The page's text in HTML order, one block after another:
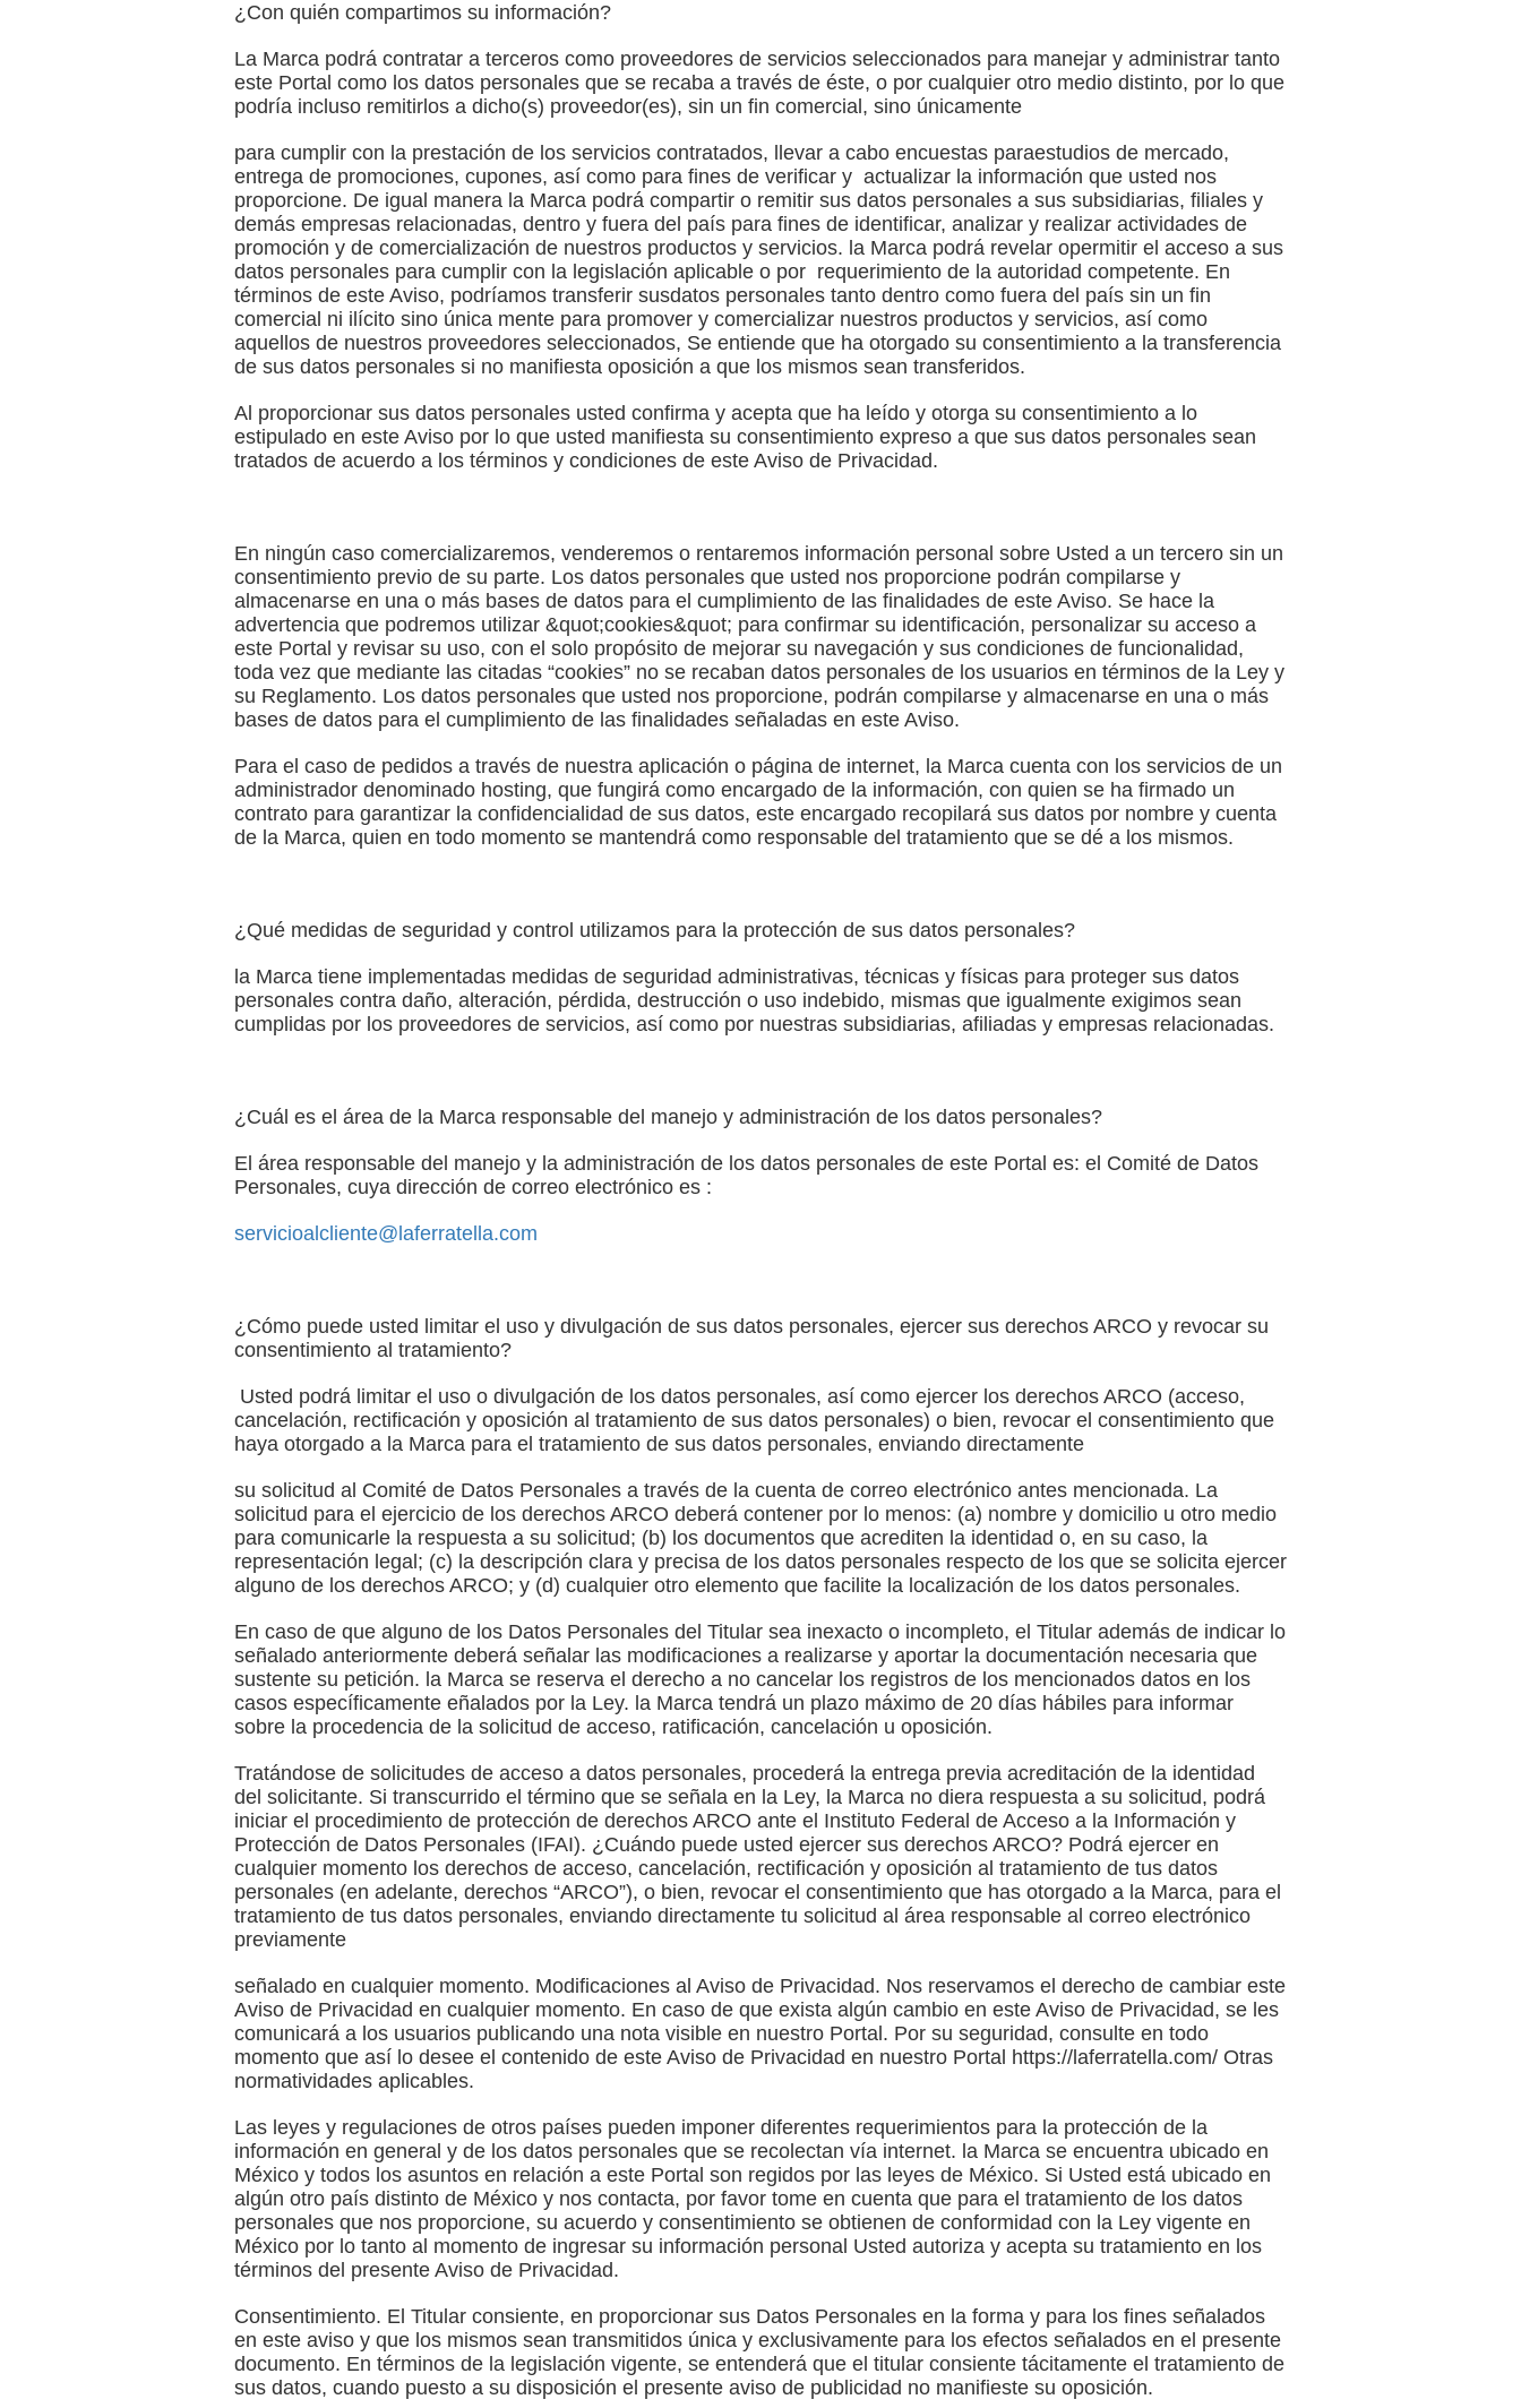
¿Con quién compartimos su información?
La Marca podrá contratar a terceros como proveedores de servicios seleccionados para manejar y administrar tanto
este Portal como los datos personales que se recaba a través de éste, o por cualquier otro medio distinto, por lo que
podría incluso remitirlos a dicho(s) proveedor(es), sin un fin comercial, sino únicamente
para cumplir con la prestación de los servicios contratados, llevar a cabo encuestas paraestudios de mercado,
entrega de promociones, cupones, así como para fines de verificar y actualizar la información que usted nos
proporcione. De igual manera la Marca podrá compartir o remitir sus datos personales a sus subsidiarias, filiales y
demás empresas relacionadas, dentro y fuera del país para fines de identificar, analizar y realizar actividades de
promoción y de comercialización de nuestros productos y servicios. la Marca podrá revelar opermitir el acceso a sus
datos personales para cumplir con la legislación aplicable o por requerimiento de la autoridad competente. En
términos de este Aviso, podríamos transferir susdatos personales tanto dentro como fuera del país sin un fin
comercial ni ilícito sino única mente para promover y comercializar nuestros productos y servicios, así como
aquellos de nuestros proveedores seleccionados, Se entiende que ha otorgado su consentimiento a la transferencia
de sus datos personales si no manifiesta oposición a que los mismos sean transferidos.
Al proporcionar sus datos personales usted confirma y acepta que ha leído y otorga su consentimiento a lo
estipulado en este Aviso por lo que usted manifiesta su consentimiento expreso a que sus datos personales sean
tratados de acuerdo a los términos y condiciones de este Aviso de Privacidad.
En ningún caso comercializaremos, venderemos o rentaremos información personal sobre Usted a un tercero sin un
consentimiento previo de su parte. Los datos personales que usted nos proporcione podrán compilarse y
almacenarse en una o más bases de datos para el cumplimiento de las finalidades de este Aviso. Se hace la
advertencia que podremos utilizar &quot;cookies&quot; para confirmar su identificación, personalizar su acceso a
este Portal y revisar su uso, con el solo propósito de mejorar su navegación y sus condiciones de funcionalidad,
toda vez que mediante las citadas “cookies” no se recaban datos personales de los usuarios en términos de la Ley y
su Reglamento. Los datos personales que usted nos proporcione, podrán compilarse y almacenarse en una o más
bases de datos para el cumplimiento de las finalidades señaladas en este Aviso.
Para el caso de pedidos a través de nuestra aplicación o página de internet, la Marca cuenta con los servicios de un
administrador denominado hosting, que fungirá como encargado de la información, con quien se ha firmado un
contrato para garantizar la confidencialidad de sus datos, este encargado recopilará sus datos por nombre y cuenta
de la Marca, quien en todo momento se mantendrá como responsable del tratamiento que se dé a los mismos.
¿Qué medidas de seguridad y control utilizamos para la protección de sus datos personales?
la Marca tiene implementadas medidas de seguridad administrativas, técnicas y físicas para proteger sus datos
personales contra daño, alteración, pérdida, destrucción o uso indebido, mismas que igualmente exigimos sean
cumplidas por los proveedores de servicios, así como por nuestras subsidiarias, afiliadas y empresas relacionadas.
¿Cuál es el área de la Marca responsable del manejo y administración de los datos personales?
El área responsable del manejo y la administración de los datos personales de este Portal es: el Comité de Datos
Personales, cuya dirección de correo electrónico es :
servicioalcliente@laferratella.com
¿Cómo puede usted limitar el uso y divulgación de sus datos personales, ejercer sus derechos ARCO y revocar su
consentimiento al tratamiento?
Usted podrá limitar el uso o divulgación de los datos personales, así como ejercer los derechos ARCO (acceso,
cancelación, rectificación y oposición al tratamiento de sus datos personales) o bien, revocar el consentimiento que
haya otorgado a la Marca para el tratamiento de sus datos personales, enviando directamente
su solicitud al Comité de Datos Personales a través de la cuenta de correo electrónico antes mencionada. La
solicitud para el ejercicio de los derechos ARCO deberá contener por lo menos: (a) nombre y domicilio u otro medio
para comunicarle la respuesta a su solicitud; (b) los documentos que acrediten la identidad o, en su caso, la
representación legal; (c) la descripción clara y precisa de los datos personales respecto de los que se solicita ejercer
alguno de los derechos ARCO; y (d) cualquier otro elemento que facilite la localización de los datos personales.
En caso de que alguno de los Datos Personales del Titular sea inexacto o incompleto, el Titular además de indicar lo
señalado anteriormente deberá señalar las modificaciones a realizarse y aportar la documentación necesaria que
sustente su petición. la Marca se reserva el derecho a no cancelar los registros de los mencionados datos en los
casos específicamente eñalados por la Ley. la Marca tendrá un plazo máximo de 20 días hábiles para informar
sobre la procedencia de la solicitud de acceso, ratificación, cancelación u oposición.
Tratándose de solicitudes de acceso a datos personales, procederá la entrega previa acreditación de la identidad
del solicitante. Si transcurrido el término que se señala en la Ley, la Marca no diera respuesta a su solicitud, podrá
iniciar el procedimiento de protección de derechos ARCO ante el Instituto Federal de Acceso a la Información y
Protección de Datos Personales (IFAI). ¿Cuándo puede usted ejercer sus derechos ARCO? Podrá ejercer en
cualquier momento los derechos de acceso, cancelación, rectificación y oposición al tratamiento de tus datos
personales (en adelante, derechos “ARCO”), o bien, revocar el consentimiento que has otorgado a la Marca, para el
tratamiento de tus datos personales, enviando directamente tu solicitud al área responsable al correo electrónico
previamente
señalado en cualquier momento. Modificaciones al Aviso de Privacidad. Nos reservamos el derecho de cambiar este
Aviso de Privacidad en cualquier momento. En caso de que exista algún cambio en este Aviso de Privacidad, se les
comunicará a los usuarios publicando una nota visible en nuestro Portal. Por su seguridad, consulte en todo
momento que así lo desee el contenido de este Aviso de Privacidad en nuestro Portal https://laferratella.com/ Otras
normatividades aplicables.
Las leyes y regulaciones de otros países pueden imponer diferentes requerimientos para la protección de la
información en general y de los datos personales que se recolectan vía internet. la Marca se encuentra ubicado en
México y todos los asuntos en relación a este Portal son regidos por las leyes de México. Si Usted está ubicado en
algún otro país distinto de México y nos contacta, por favor tome en cuenta que para el tratamiento de los datos
personales que nos proporcione, su acuerdo y consentimiento se obtienen de conformidad con la Ley vigente en
México por lo tanto al momento de ingresar su información personal Usted autoriza y acepta su tratamiento en los
términos del presente Aviso de Privacidad.
Consentimiento. El Titular consiente, en proporcionar sus Datos Personales en la forma y para los fines señalados
en este aviso y que los mismos sean transmitidos única y exclusivamente para los efectos señalados en el presente
documento. En términos de la legislación vigente, se entenderá que el titular consiente tácitamente el tratamiento de
sus datos, cuando puesto a su disposición el presente aviso de publicidad no manifieste su oposición.